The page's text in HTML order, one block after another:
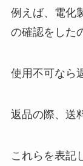
例えば、電化
の確認をした
使用不可なら
返品の際、送
これらを表記